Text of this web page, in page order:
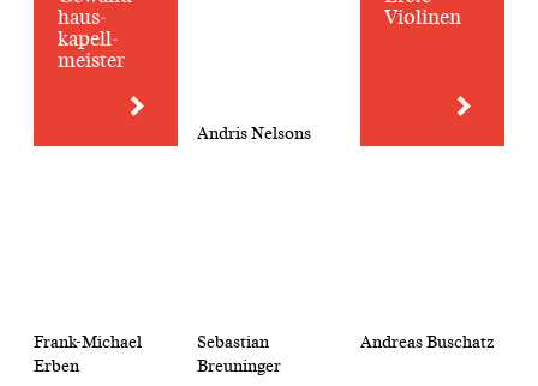
haus­
kapell­
meister
Andris Nelsons
Violinen
Frank-Michael
Erben
Sebastian
Breuninger
Andreas Buschatz